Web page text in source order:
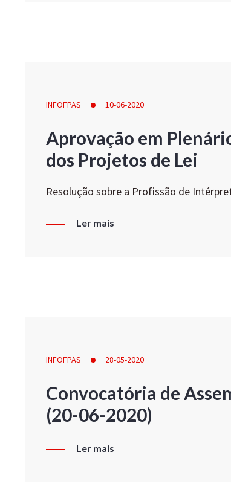
INFOFPAS 10-06-2020
Aprovação em
dos Projetos de Lei
Resolução sobre a Profissão de
Ler mais
INFOFPAS 28-05-2020
Convocatória de
(20-06-2020)
Ler mais